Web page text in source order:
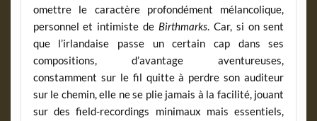
omettre le caractère profondément mélancolique,
personnel et intimiste de Birthmarks. Car, si on sent
que l’irlandaise passe un certain cap dans ses
compositions, d’avantage aventureuses,
constamment sur le fil quitte à perdre son auditeur
sur le chemin, elle ne se plie jamais à la facilité, jouant
sur des field-recordings minimaux mais essentiels,